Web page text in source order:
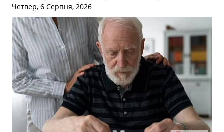
Четвер, 6 Серпня, 2026